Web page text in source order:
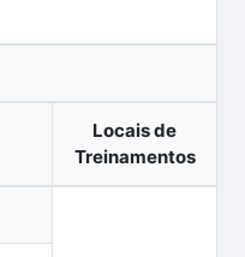
Locais de
Treinamentos